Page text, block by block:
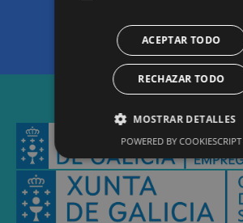
CARGAR MÁS
ACEPTAR TODO
RECHAZAR TODO
MOSTRAR DETALLES
POWERED BY COOKIESCRIPT